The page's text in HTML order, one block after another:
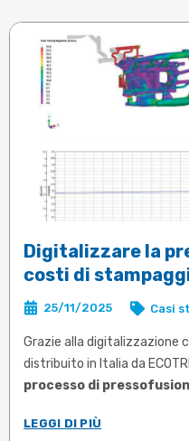
3. Approvvigionamento
4. Tempi di avviamento
posizionamento già definiti
5. Definizione Macchina
campionature e della
6. Durata stampo
che non richiedono
con eventuali saldature
7. Verifica Attendibilità
Digitalizzare la
costi di
25/11/2025 Casi
Grazie alla digitalizzazione
distribuito in Italia da
processo di
L’obiettivoera ambizioso:
LEGGI DI PIÙ